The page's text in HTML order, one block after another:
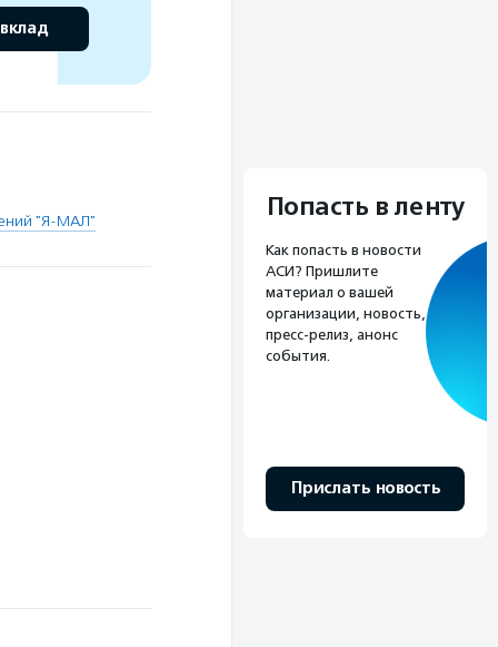
"Я-МАЛ" Попасть в ленту
Как попасть в новости
АСИ? Пришлите
материал о вашей
организации, новость,
пресс-релиз, анонс
события.
Прислать новость